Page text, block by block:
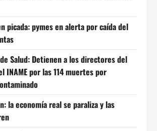
picada: pymes en alerta por caída del
Salud: Detienen a los directores del
INAME por las 114 muertes por
la economía real se paraliza y las